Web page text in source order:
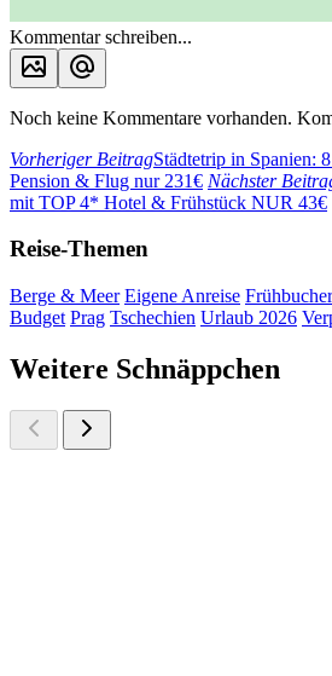
Kommentar schreiben...
Noch keine Kommentare vorhanden.
Vorheriger BeitragStädtetrip in Spanien:
Pension & Flug nur 231€ Nächster
mit TOP 4* Hotel & Frühstück NUR 43€
Reise-Themen
Berge & Meer Eigene Anreise Frühbucher
Budget Prag Tschechien Urlaub 2026
Weitere Schnäppchen